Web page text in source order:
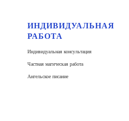
ИНДИВИДУАЛЬНАЯ
РАБОТА
Индивидуальная консультация
Частная магическая работа
Ангельское писание